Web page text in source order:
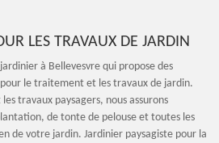
LES TRAVAUX DE JARDIN
à Bellevesvre qui propose des
le traitement et les travaux de jardin.
travaux paysagers, nous assurons
de tonte de pelouse et toutes les
de votre jardin. Jardinier paysagiste pour la